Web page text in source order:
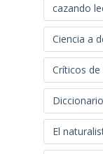
cazando
Ciencia a
Críticos
El